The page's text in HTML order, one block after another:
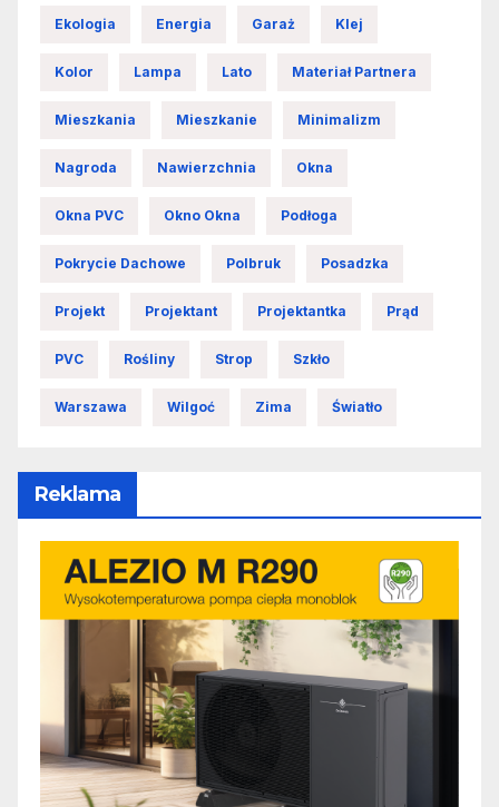
Ekologia Energia Garaż Klej
Kolor Lampa Lato Materiał Partnera
Mieszkania Mieszkanie Minimalizm
Nagroda Nawierzchnia Okna
Okna PVC Okno Okna Podłoga
Pokrycie Dachowe Polbruk Posadzka
Projekt Projektant Projektantka Prąd
PVC Rośliny Strop Szkło
Warszawa Wilgoć Zima Światło
Reklama